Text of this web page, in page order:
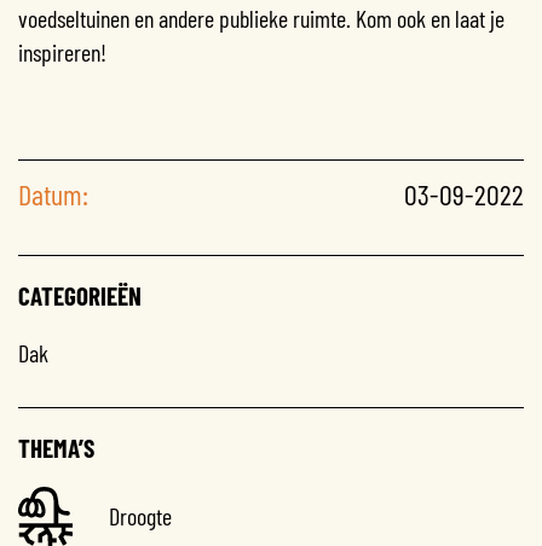
voedseltuinen en andere publieke ruimte. Kom ook en laat je
inspireren!
Datum: 03-09-2022
CATEGORIEËN
Dak
THEMA’S
Droogte